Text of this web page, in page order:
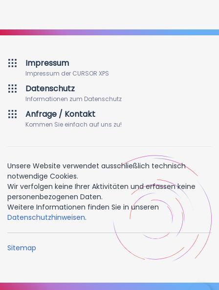
Impressum
Impressum der CURSOR XPS
Datenschutz
Informationen zum Datenschutz
Anfrage / Kontakt
Kommen Sie einfach auf uns zu!
Unsere Website verwendet ausschließlich technisch
notwendige Cookies.
Wir verfolgen keine Ihrer Aktivitäten und erfassen keine
personenbezogenen Daten.
Weitere Informationen finden Sie in unseren
Datenschutzhinweisen.
Sitemap